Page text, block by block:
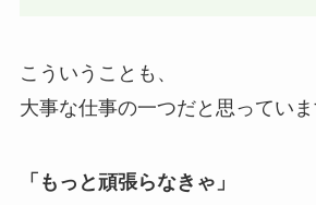
こういうことも、
大事な仕事の一つだと思っていま
「もっと頑張らなきゃ」